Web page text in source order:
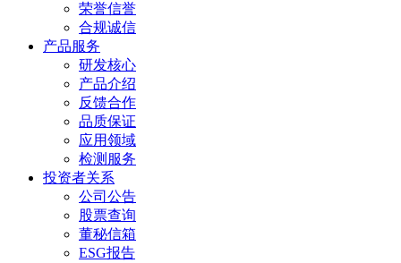
荣誉信誉
合规诚信
产品服务
研发核心
产品介绍
反馈合作
品质保证
应用领域
检测服务
投资者关系
公司公告
股票查询
董秘信箱
ESG报告